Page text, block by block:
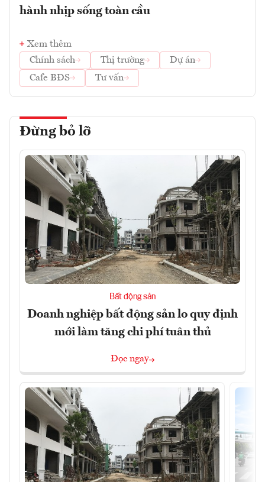
hành nhịp sống toàn cầu
Xem thêm
Chính sách
Thị trường
Dự án
Cafe BĐS
Tư vấn
Đừng bỏ lỡ
Bất động sản
Doanh nghiệp bất động sản lo quy định
mới làm tăng chi phí tuân thủ
Đọc ngay